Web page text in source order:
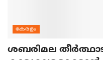
കേരളം
ശബരിമല